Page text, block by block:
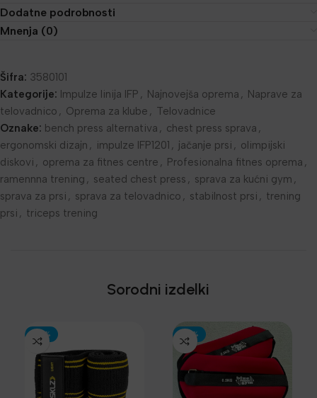
Dodatne podrobnosti
Mnenja (0)
Šifra: 3580101
Kategorije: Impulze linija IFP , Najnovejša oprema , Naprave za
telovadnico , Oprema za klube , Telovadnice
Oznake: bench press alternativa , chest press sprava ,
ergonomski dizajn , impulze IFP1201 , jačanje prsi , olimpijski
diskovi , oprema za fitnes centre , Profesionalna fitnes oprema ,
ramennna trening , seated chest press , sprava za kućni gym ,
sprava za prsi , sprava za telovadnico , stabilnost prsi , trening
prsi , triceps trening
Sorodni izdelki
-30% -30%